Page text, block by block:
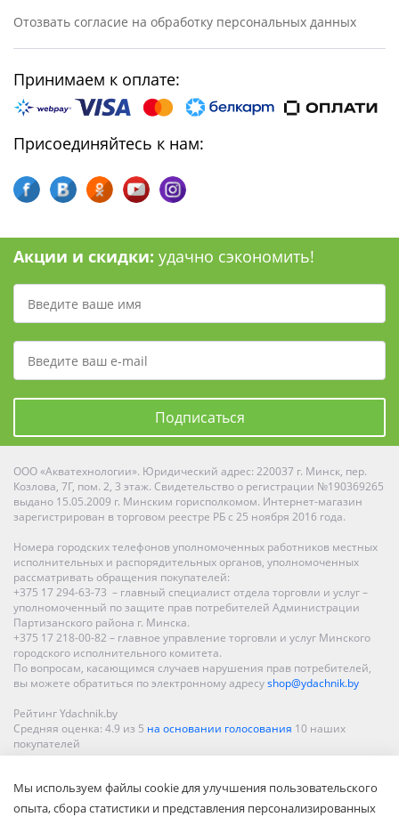
Отозвать согласие на обработку персональных данных
Принимаем к оплате:
Присоединяйтесь к нам:
Акции и скидки: удачно сэкономить!
Подписаться
ООО «Акватехнологии». Юридический адрес: 220037 г. Минск, пер.
Козлова, 7Г, пом. 2, 3 этаж. Свидетельство о регистрации №190369265
выдано 15.05.2009 г. Минским горисполкомом. Интернет-магазин
зарегистрирован в торговом реестре РБ с 25 ноября 2016 года.
Номера городских телефонов уполномоченных работников местных
исполнительных и распорядительных органов, уполномоченных
рассматривать обращения покупателей:
+375 17 294-63-73 – главный специалист отдела торговли и услуг –
уполномоченный по защите прав потребителей Администрации
Партизанского района г. Минска.
+375 17 218-00-82 – главное управление торговли и услуг Минского
городского исполнительного комитета.
По вопросам, касающимся случаев нарушения прав потребителей,
вы можете обратиться по электронному адресуshop@ydachnik.by
Рейтинг Ydachnik.by
Средняя оценка: 4.9 из 5 на основании голосования 10 наших
покупателей
Гродно, Могилеве, Бобруйске, Барановичах, Молодечно,
Новополоцке, Пинске, Солигорске. При заказе в интернет-магазине
Мы используем файлы cookie для улучшения пользовательского
опыта, сбора статистики и представления персонализированных